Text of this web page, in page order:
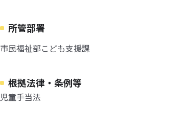
所管部署
市民福祉部こども支援課
根拠法律・条例等
児童手当法